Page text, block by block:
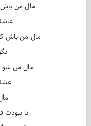
مال من
مال من باش
مال من شو
با نبودت